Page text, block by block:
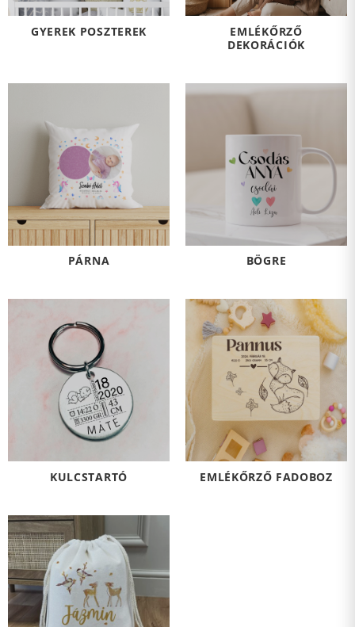
GYEREK POSZTEREK
EMLÉKŐRZŐ
DEKORÁCIÓK
PÁRNA BÖGRE
KULCSTARTÓ EMLÉKŐRZŐ FADOBOZ